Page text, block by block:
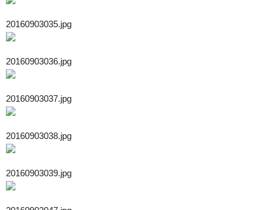
20160903035.jpg
20160903036.jpg
20160903037.jpg
20160903038.jpg
20160903039.jpg